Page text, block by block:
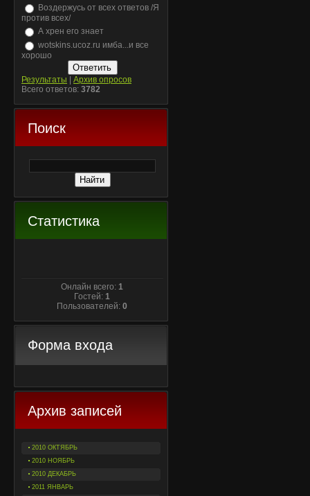
Воздержусь от всех ответов /Я
против всех/
А хрен его знает
wotskins.ucoz.ru имба...и все
хорошо
Результаты
Архив опросов
Всего ответов: 3782
Поиск
Статистика
Онлайн всего:1
Гостей:1
Пользователей:0
Форма входа
Архив записей
2010 ОКТЯБРЬ
2010 НОЯБРЬ
2010 ДЕКАБРЬ
2011 ЯНВАРЬ